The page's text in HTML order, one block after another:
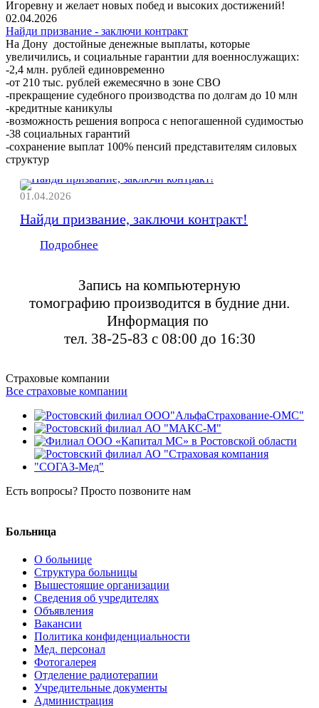
Игоревну и желает новых побед и высоких достижений!
02.04.2026
Найди призвание - заключи контракт
На Дону достойные денежные выплаты, которые
увеличились, и социальные гарантии для военнослужащих:
-2,4 млн. рублей единовременно
-от 210 тыс. рублей ежемесячно в зоне СВО
-прекращение судебного производства по долгам до 10 млн
-кредитные каникулы
-возможность решения вопроса с непогашенной судимостью
-38 социальных гарантий
-сохранение выплат 100% пенсий представителям силовых
структур
01.04.2026
Найди призвание, заключи контракт!
Подробнее
Запись на компьютерную
томографию производится в будние дни.
Информация по
тел. 38-25-83 с 08:00 до 16:30
Страховые компании
Все страховые компании
Есть вопросы? Просто позвоните нам
Больница
О больнице
Структура больницы
Вышестоящие организации
Сведения об учредителях
Объявления
Вакансии
Политика конфиденциальности
Мед. персонал
Фотогалерея
Отделение радиотерапии
Учредительные документы
Администрация